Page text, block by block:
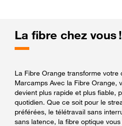
La fibre chez vous !
La Fibre Orange transforme votre
Marcamps Avec la Fibre Orange,
devient plus rapide et plus fiable,
quotidien. Que ce soit pour le
préférées, le télétravail sans
sans latence, la fibre optique